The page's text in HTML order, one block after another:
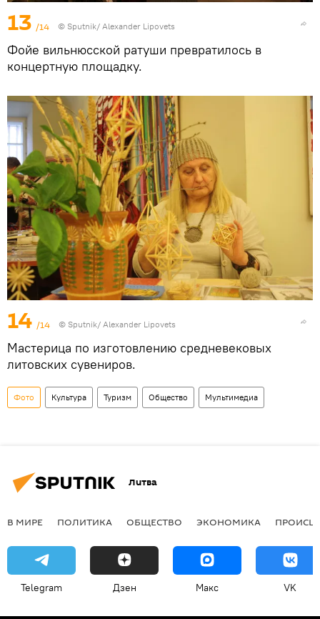
13 /14 © Sputnik/ Alexander Lipovets
Фойе вильнюсской ратуши превратилось в
концертную площадку.
14 /14 © Sputnik/ Alexander Lipovets
Мастерица по изготовлению средневековых
литовских сувениров.
Фото Культура Туризм Общество Мультимедиа
Литва
В МИРЕ ПОЛИТИКА ОБЩЕСТВО ЭКОНОМИКА
Telegram Дзен Макс VK